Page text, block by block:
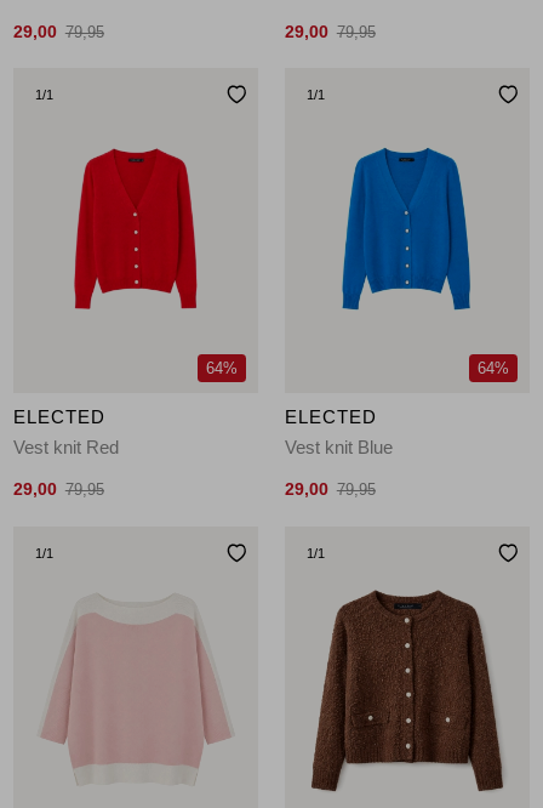
29,00 79,95 29,00 79,95
1/1
64%
ELECTED
Vest knit Red
29,00 79,95
1/1
64%
ELECTED
Vest knit Blue
29,00 79,95
1/1 1/1